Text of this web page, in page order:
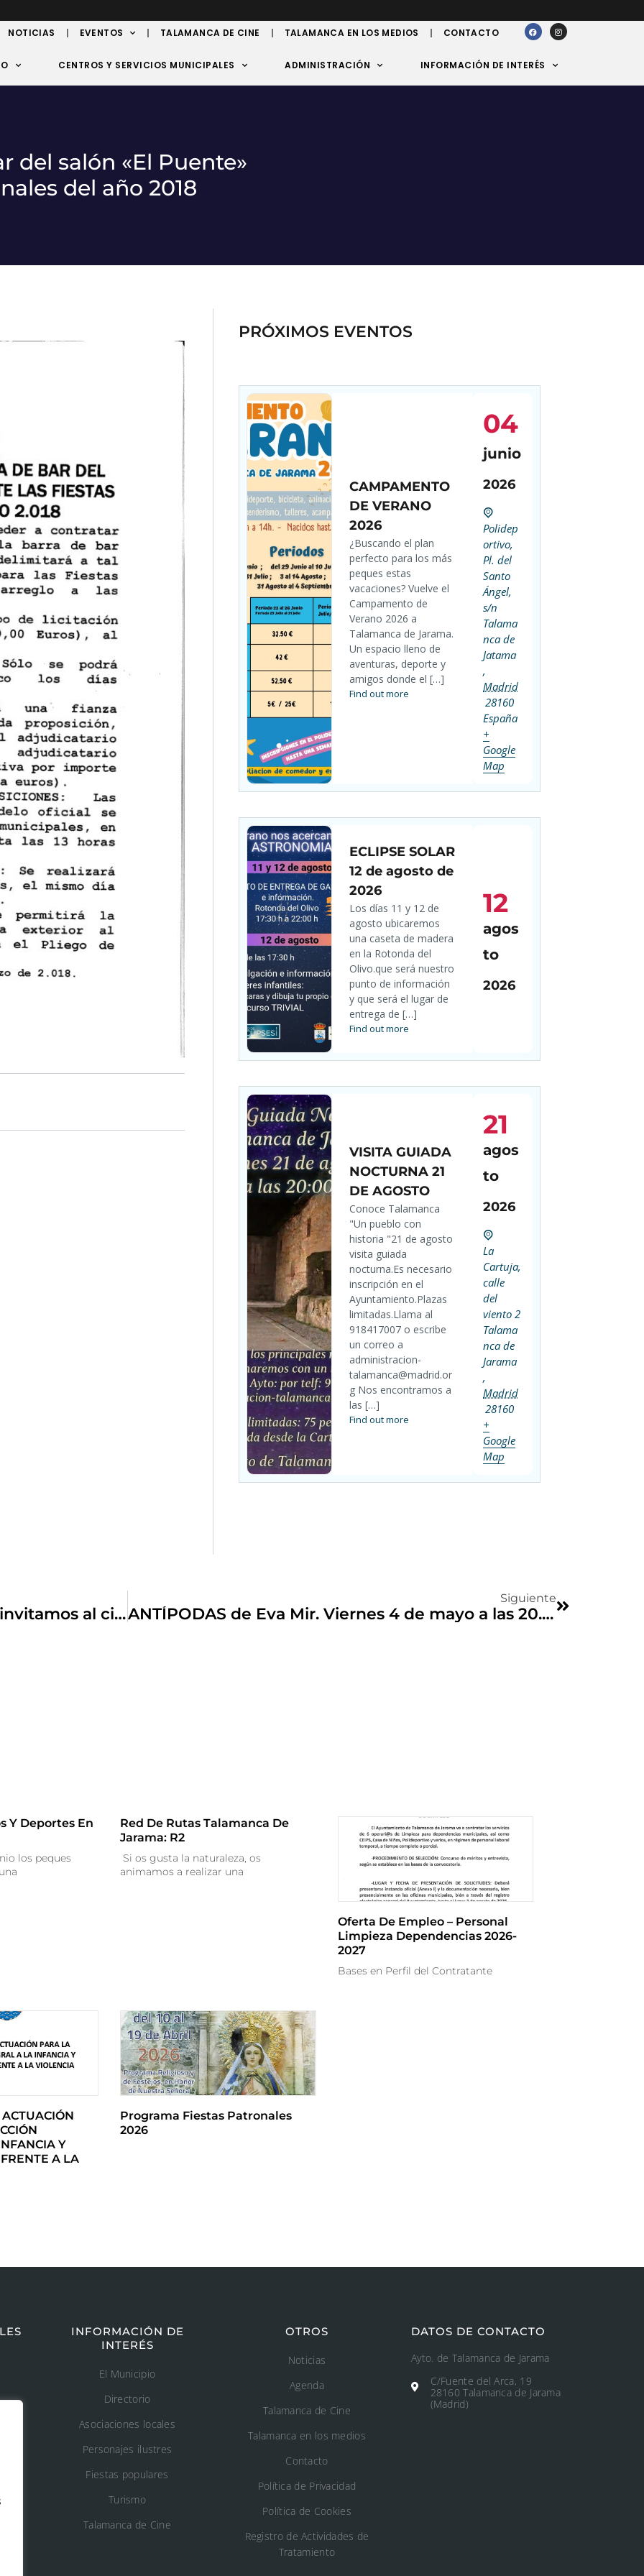
NOTICIAS
EVENTOS TALAMANCA DE CINE TALAMANCA EN LOS MEDIOS CONTACTO
CENTROS Y SERVICIOS MUNICIPALES ADMINISTRACIÓN INFORMACIÓN DE INTERÉS
del salón «El Puente»
del año 2018
PRÓXIMOS EVENTOS
CAMPAMENTO
DE VERANO
2026
¿Buscando el plan
perfecto para los más
peques estas
vacaciones? Vuelve el
Campamento de
Verano 2026 a
Talamanca de Jarama.
Un espacio lleno de
aventuras, deporte y
amigos donde el […]
Find out more
04
junio
2026
Polidep
ortivo,
Pl. del
Santo
Ángel,
s/n
Talama
nca de
Jatama
,
Madrid
28160
España
+
Google
Map
ECLIPSE SOLAR
12 de agosto de
2026
Los días 11 y 12 de
agosto ubicaremos
una caseta de madera
en la Rotonda del
Olivo.que será nuestro
punto de información
y que será el lugar de
entrega de […]
Find out more
12
agos
to
2026
VISITA GUIADA
NOCTURNA 21
DE AGOSTO
Conoce Talamanca
"Un pueblo con
historia "21 de agosto
visita guiada
nocturna.Es necesario
inscripción en el
Ayuntamiento.Plazas
limitadas.Llama al
918417007 o escribe
un correo a
administracion-
talamanca@madrid.or
g Nos encontramos a
las […]
Find out more
21
agos
to
2026
La
Cartuja,
calle
del
viento 2
Talama
nca de
Jarama
,
Madrid
28160
+
Google
Map
CINE Y PALOMITAS. Los domingos te invitamos al cine.
Siguiente
ANTÍPODAS de Eva Mir. Viernes 4 de mayo a las 20.30 h en el Salón del Puente.
Y Deportes En
los peques
Red De Rutas Talamanca De
Jarama: R2
Si os gusta la naturaleza, os
animamos a realizar una
Oferta De Empleo – Personal
Limpieza Dependencias 2026-
2027
Bases en Perfil del Contratante
Y
A LA
Programa Fiestas Patronales
2026
INFORMACIÓN DE
INTERÉS
El Municipio
Directorio
Asociaciones locales
Personajes ilustres
Fiestas populares
Turismo
Talamanca de Cine
OTROS
Noticias
Agenda
Talamanca de Cine
Talamanca en los medios
Contacto
Política de Privacidad
Política de Cookies
Registro de Actividades de
Tratamiento
DATOS DE CONTACTO
Ayto. de Talamanca de Jarama
C/Fuente del Arca, 19
28160 Talamanca de Jarama
(Madrid)